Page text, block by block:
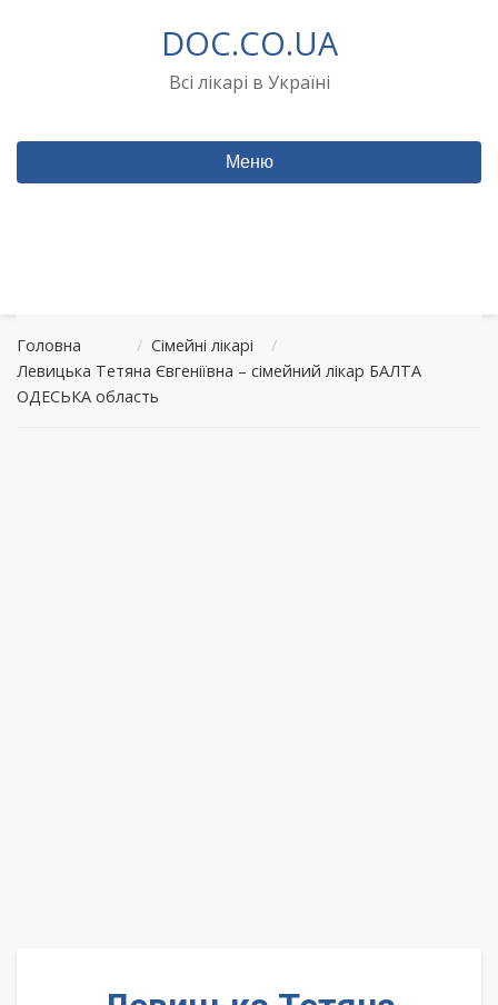
DOC.CO.UA
Всі лікарі в Україні
Меню
Головна / Сімейні лікарі
/
Левицька Тетяна Євгеніївна – сімейний лікар БАЛТА
ОДЕСЬКА область